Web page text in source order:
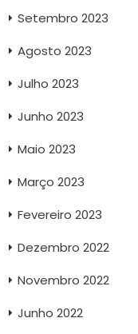
Setembro 2023
Agosto 2023
Julho 2023
Junho 2023
Maio 2023
Março 2023
Fevereiro 2023
Dezembro 2022
Novembro 2022
Junho 2022